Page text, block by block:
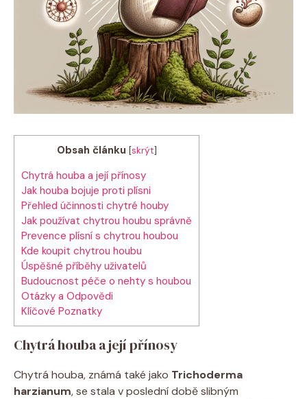
Obsah článku [skrýt]
Chytrá houba a její přínosy
Jak houba bojuje proti plísni
Přehled účinnosti chytré houby
Jak používat chytrou houbu správně
Prevence plísní s chytrou houbou
Kde koupit chytrou houbu
Úspěšné příběhy uživatelů
Budoucnost péče o nehty s houbou
Otázky a Odpovědi
Klíčové Poznatky
Chytrá houba a její přínosy
Chytrá houba, známá také jako Trichoderma
harzianum, se stala v poslední době slibným